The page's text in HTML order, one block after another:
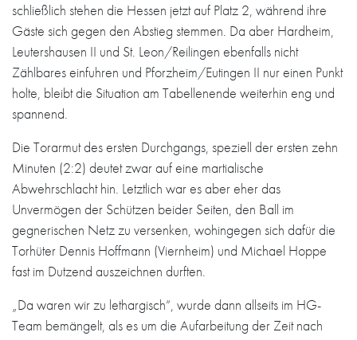
schließlich stehen die Hessen jetzt auf Platz 2, während ihre
Gäste sich gegen den Abstieg stemmen. Da aber Hardheim,
Leutershausen II und St. Leon/Reilingen ebenfalls nicht
Zählbares einfuhren und Pforzheim/Eutingen II nur einen Punkt
holte, bleibt die Situation am Tabellenende weiterhin eng und
spannend.
Die Torarmut des ersten Durchgangs, speziell der ersten zehn
Minuten (2:2) deutet zwar auf eine martialische
Abwehrschlacht hin. Letztlich war es aber eher das
Unvermögen der Schützen beider Seiten, den Ball im
gegnerischen Netz zu versenken, wohingegen sich dafür die
Torhüter Dennis Hoffmann (Viernheim) und Michael Hoppe
fast im Dutzend auszeichnen durften.
„Da waren wir zu lethargisch“, wurde dann allseits im HG-
Team bemängelt, als es um die Aufarbeitung der Zeit nach